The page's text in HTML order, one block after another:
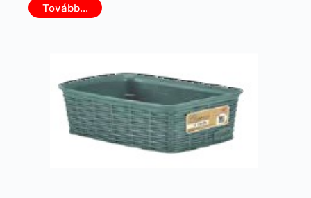
Tovább...